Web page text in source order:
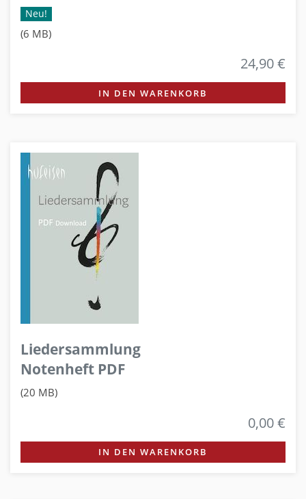
Neu!
(6 MB)
24,90 €
IN DEN WARENKORB
Liedersammlung
Notenheft PDF
(20 MB)
0,00 €
IN DEN WARENKORB